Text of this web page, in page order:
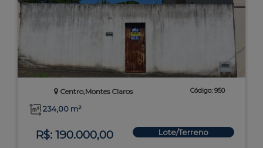
Centro,Montes Claros Código: 950
234,00 m²
R$: 190.000,00 Lote/Terreno